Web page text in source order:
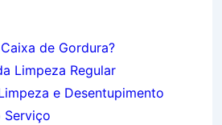
de Gordura?
Limpeza Regular
e Desentupimento
Serviço